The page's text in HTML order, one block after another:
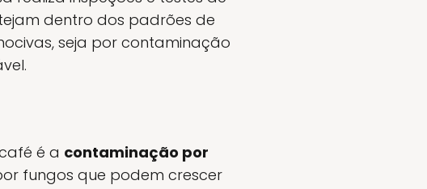
dentro dos padrões de
seja por contaminação
é a contaminação por
fungos que podem crescer